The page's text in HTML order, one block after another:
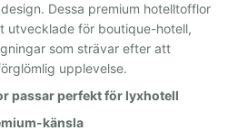
Dessa premium hotelltofflor
utvecklade för boutique-hotell,
som strävar efter att
upplevelse.
passar perfekt för lyxhotell
känsla